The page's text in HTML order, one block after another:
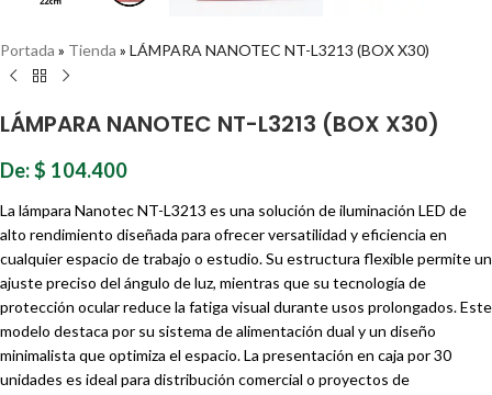
Portada » Tienda » LÁMPARA NANOTEC NT-L3213 (BOX X30)
LÁMPARA NANOTEC NT-L3213 (BOX X30)
De:$ 104.400
La lámpara Nanotec NT-L3213 es una solución de iluminación LED de
alto rendimiento diseñada para ofrecer versatilidad y eficiencia en
cualquier espacio de trabajo o estudio. Su estructura flexible permite un
ajuste preciso del ángulo de luz, mientras que su tecnología de
protección ocular reduce la fatiga visual durante usos prolongados. Este
modelo destaca por su sistema de alimentación dual y un diseño
minimalista que optimiza el espacio. La presentación en caja por 30
unidades es ideal para distribución comercial o proyectos de